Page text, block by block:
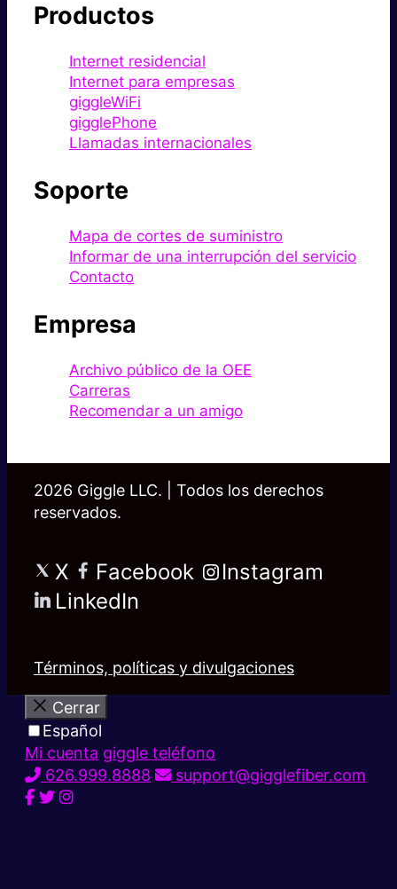
Productos
Internet residencial
Internet para empresas
giggleWiFi
gigglePhone
Llamadas internacionales
Soporte
Mapa de cortes de suministro
Informar de una interrupción del servicio
Contacto
Empresa
Archivo público de la OEE
Carreras
Recomendar a un amigo
2026 Giggle LLC. | Todos los derechos
reservados.
X Facebook
Instagram
LinkedIn
Términos, políticas y divulgaciones
Cerrar
Español
Mi cuenta giggle teléfono
626.999.8888
support@gigglefiber.com